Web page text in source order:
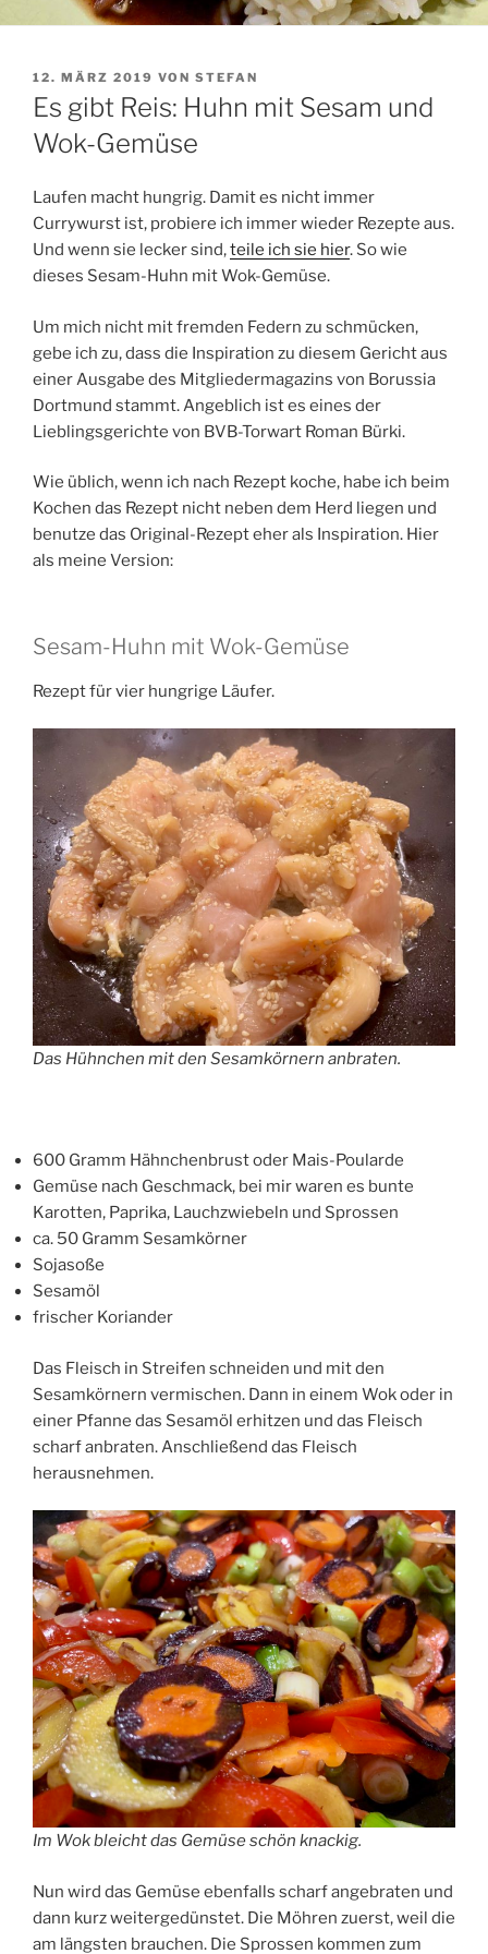
VERÖFFENTLICHT
AM
12. MÄRZ 2019 VON STEFAN
Es gibt Reis: Huhn mit Sesam und
Wok-Gemüse
Laufen macht hungrig. Damit es nicht immer
Currywurst ist, probiere ich immer wieder Rezepte aus.
Und wenn sie lecker sind,teile ich sie hier. So wie
dieses Sesam-Huhn mit Wok-Gemüse.
Um mich nicht mit fremden Federn zu schmücken,
gebe ich zu, dass die Inspiration zu diesem Gericht aus
einer Ausgabe des Mitgliedermagazins von Borussia
Dortmund stammt. Angeblich ist es eines der
Lieblingsgerichte von BVB-Torwart Roman Bürki.
Wie üblich, wenn ich nach Rezept koche, habe ich beim
Kochen das Rezept nicht neben dem Herd liegen und
benutze das Original-Rezept eher als Inspiration. Hier
als meine Version:
Sesam-Huhn mit Wok-Gemüse
Rezept für vier hungrige Läufer.
Das Hühnchen mit den Sesamkörnern anbraten.
600 Gramm Hähnchenbrust oder Mais-Poularde
Gemüse nach Geschmack, bei mir waren es bunte
Karotten, Paprika, Lauchzwiebeln und Sprossen
ca. 50 Gramm Sesamkörner
Sojasoße
Sesamöl
frischer Koriander
Das Fleisch in Streifen schneiden und mit den
Sesamkörnern vermischen. Dann in einem Wok oder in
einer Pfanne das Sesamöl erhitzen und das Fleisch
scharf anbraten. Anschließend das Fleisch
herausnehmen.
Im Wok bleicht das Gemüse schön knackig.
Nun wird das Gemüse ebenfalls scharf angebraten und
dann kurz weitergedünstet. Die Möhren zuerst, weil die
am längsten brauchen. Die Sprossen kommen zum